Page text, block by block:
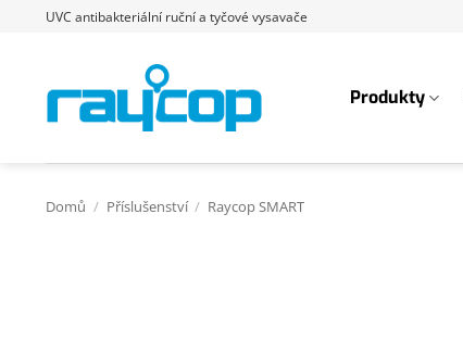
PřeskočitUVC antibakteriální ruční a tyčové vysavače
Produkty
Domů / Příslušenství / Raycop SMART